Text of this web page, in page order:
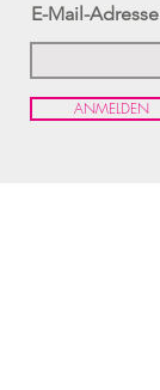
E-Mail-Adresse
ANMELDEN